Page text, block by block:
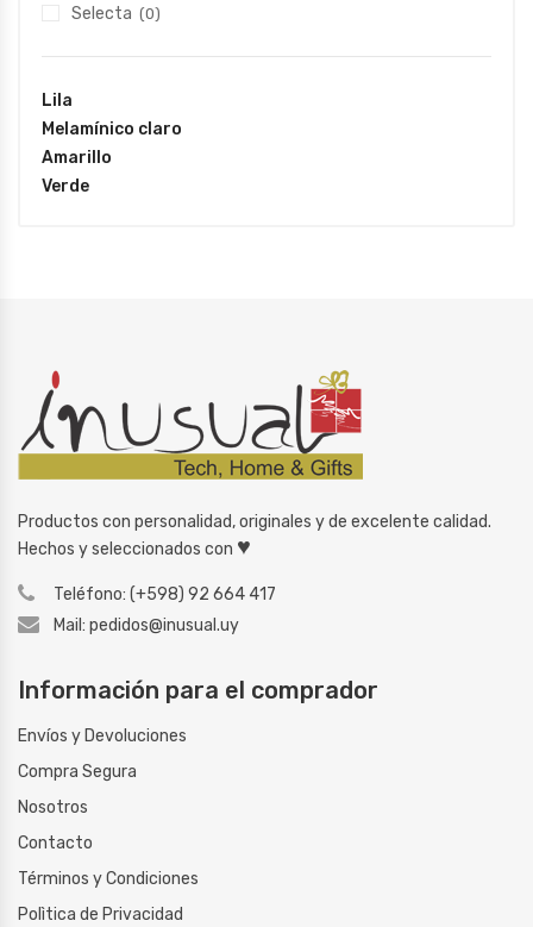
Selecta (0)
Lila
Melamínico claro
Amarillo
Verde
Productos con personalidad, originales y de excelente calidad.
Hechos y seleccionados con ♥
Teléfono: (+598) 92 664 417
Mail: pedidos@inusual.uy
Información para el comprador
Envíos y Devoluciones
Compra Segura
Nosotros
Contacto
Términos y Condiciones
Polìtica de Privacidad